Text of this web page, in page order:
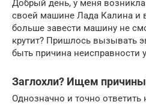
Добрый день, у меня
своей машине Лада Калина и
больше завести машину не
крутит? Пришлось вызывать
быть причина неисправности
Заглохли? Ищем
Однозначно и точно ответить